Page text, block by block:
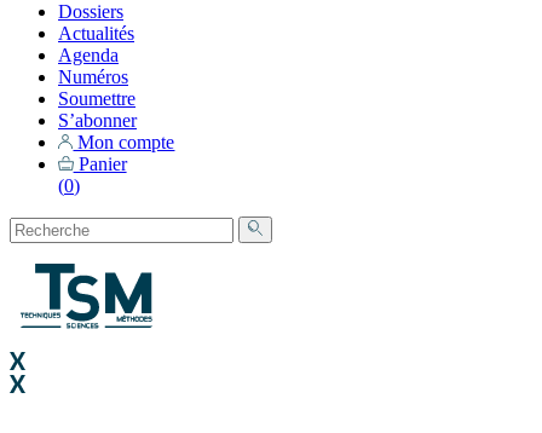
Dossiers
Actualités
Agenda
Numéros
Soumettre
S’abonner
Mon compte
Panier
(0)